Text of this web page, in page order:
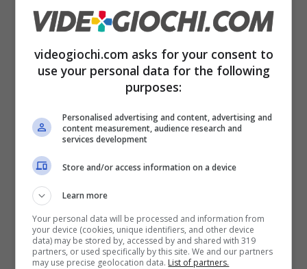
Con un nuovo aggiornamento nelle condizioni
di utilizzo e nel suo codice di condotta,
Steam
ha aggiunto una nuova regola. La
piattaforma ovviamente vieta una serie di
comportamenti scorretti e pericolosi, che
incitano all’odio, alla misantropia, al razzismo,
al sessismo ecc nelle chat e tra le pagine del
proprio sito web. Ora però è stata aggiunta
una nuova regola,
d’azzardo .
videogiochi.com asks for your consent to
use your personal data for the following
purposes:
Personalised advertising and content, advertising and
content measurement, audience research and
services development
Store and/or access information on a device
Learn more
Your personal data will be processed and information from
your device (cookies, unique identifiers, and other device
data) may be stored by, accessed by and shared with 319
partners, or used specifically by this site. We and our partners
may use precise geolocation data. List of partners.